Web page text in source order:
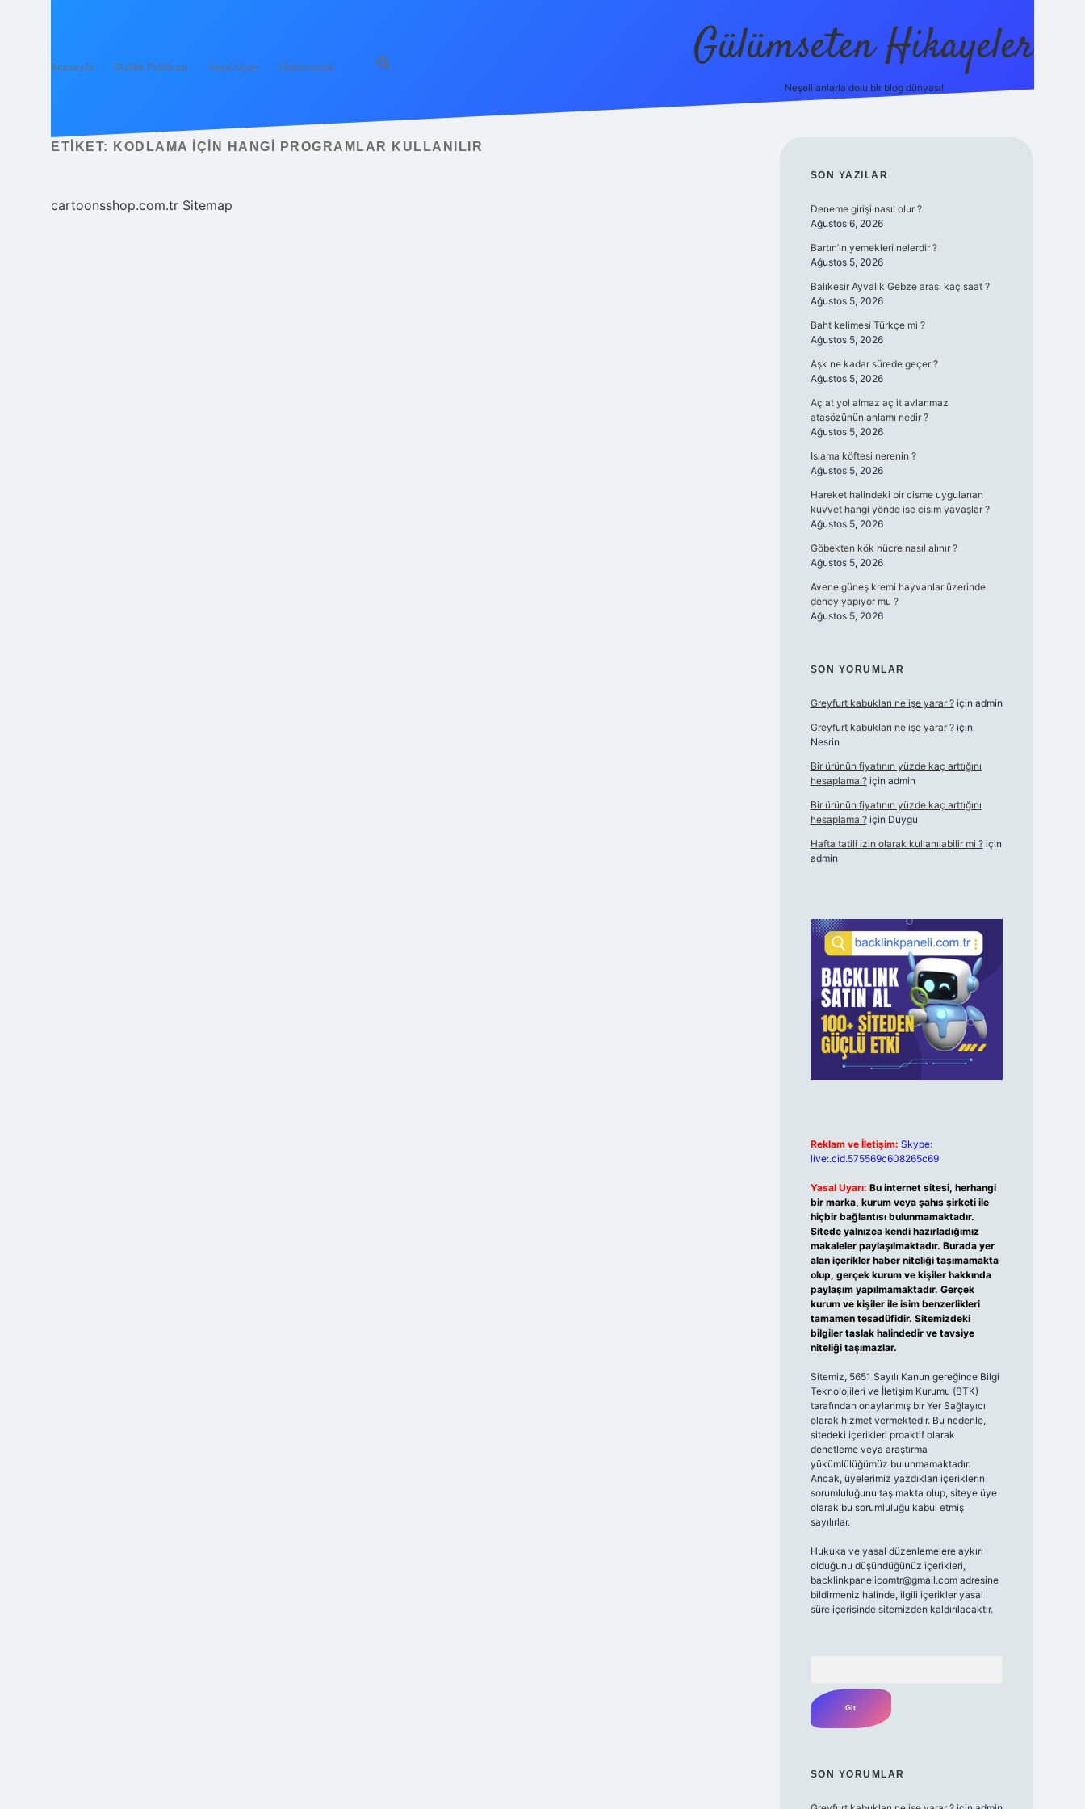
Anasayfa Gizlilik Politikası Yasal Uyarı Hakkımızda Gülümseten Hikayeler
Neşeli anlarla dolu bir blog dünyası!
ETIKET: KODLAMA IÇIN HANGI PROGRAMLAR KULLANILIR
cartoonsshop.com.tr Sitemap
SIDEBAR
SON YAZILAR
Deneme girişi nasıl olur ?
Ağustos 6, 2026
Bartın’ın yemekleri nelerdir ?
Ağustos 5, 2026
Balıkesir Ayvalık Gebze arası kaç saat ?
Ağustos 5, 2026
Baht kelimesi Türkçe mi ?
Ağustos 5, 2026
Aşk ne kadar sürede geçer ?
Ağustos 5, 2026
Aç at yol almaz aç it avlanmaz
atasözünün anlamı nedir ?
Ağustos 5, 2026
Islama köftesi nerenin ?
Ağustos 5, 2026
Hareket halindeki bir cisme uygulanan
kuvvet hangi yönde ise cisim yavaşlar ?
Ağustos 5, 2026
Göbekten kök hücre nasıl alınır ?
Ağustos 5, 2026
Avene güneş kremi hayvanlar üzerinde
deney yapıyor mu ?
Ağustos 5, 2026
SON YORUMLAR
Greyfurt kabukları ne işe yarar ?için admin
Greyfurt kabukları ne işe yarar ?için
Nesrin
Bir ürünün fiyatının yüzde kaç arttığını
hesaplama ?için admin
Bir ürünün fiyatının yüzde kaç arttığını
hesaplama ?için Duygu
Hafta tatili izin olarak kullanılabilir mi ?için
admin
Reklam ve İletişim: Skype:
live:.cid.575569c608265c69
Yasal Uyarı: Bu internet sitesi, herhangi
bir marka, kurum veya şahıs şirketi ile
hiçbir bağlantısı bulunmamaktadır.
Sitede yalnızca kendi hazırladığımız
makaleler paylaşılmaktadır. Burada yer
alan içerikler haber niteliği taşımamakta
olup, gerçek kurum ve kişiler hakkında
paylaşım yapılmamaktadır. Gerçek
kurum ve kişiler ile isim benzerlikleri
tamamen tesadüfidir. Sitemizdeki
bilgiler taslak halindedir ve tavsiye
niteliği taşımazlar.
Sitemiz, 5651 Sayılı Kanun gereğince Bilgi
Teknolojileri ve İletişim Kurumu (BTK)
tarafından onaylanmış bir Yer Sağlayıcı
olarak hizmet vermektedir. Bu nedenle,
sitedeki içerikleri proaktif olarak
denetleme veya araştırma
yükümlülüğümüz bulunmamaktadır.
Ancak, üyelerimiz yazdıkları içeriklerin
sorumluluğunu taşımakta olup, siteye üye
olarak bu sorumluluğu kabul etmiş
sayılırlar.
Hukuka ve yasal düzenlemelere aykırı
olduğunu düşündüğünüz içerikleri,
backlinkpanelicomtr@gmail.comadresine
bildirmeniz halinde, ilgili içerikler yasal
süre içerisinde sitemizden kaldırılacaktır.
SON YORUMLAR